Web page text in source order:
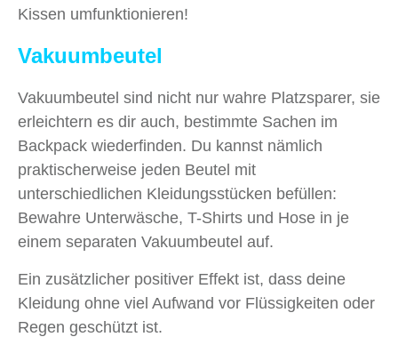
Kissen umfunktionieren!
Vakuumbeutel
Vakuumbeutel sind nicht nur wahre Platzsparer, sie
erleichtern es dir auch, bestimmte Sachen im
Backpack wiederfinden. Du kannst nämlich
praktischerweise jeden Beutel mit
unterschiedlichen Kleidungsstücken befüllen:
Bewahre Unterwäsche, T-Shirts und Hose in je
einem separaten Vakuumbeutel auf.
Ein zusätzlicher positiver Effekt ist, dass deine
Kleidung ohne viel Aufwand vor Flüssigkeiten oder
Regen geschützt ist.